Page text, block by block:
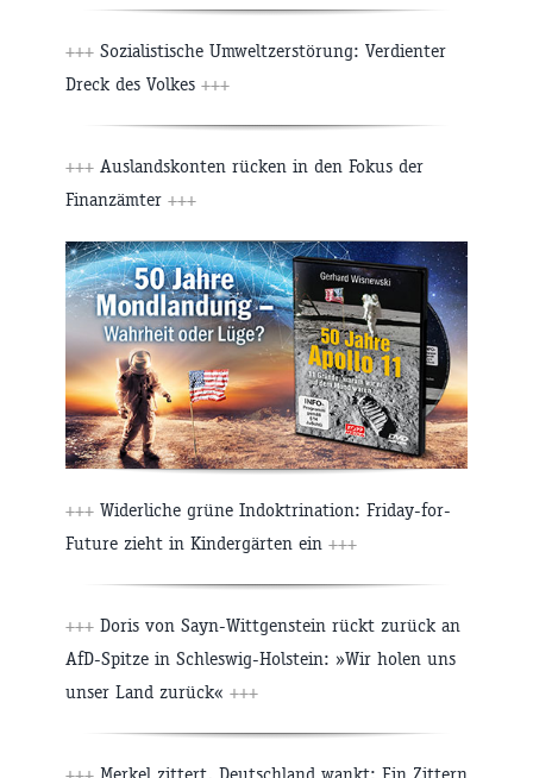
+++ Sozialistische Umweltzerstörung: Verdienter
Dreck des Volkes +++
+++ Auslandskonten rücken in den Fokus der
Finanzämter +++
+++ Widerliche grüne Indoktrination: Friday-for-
Future zieht in Kindergärten ein +++
+++ Doris von Sayn-Wittgenstein rückt zurück an
AfD-Spitze in Schleswig-Holstein: »Wir holen uns
unser Land zurück« +++